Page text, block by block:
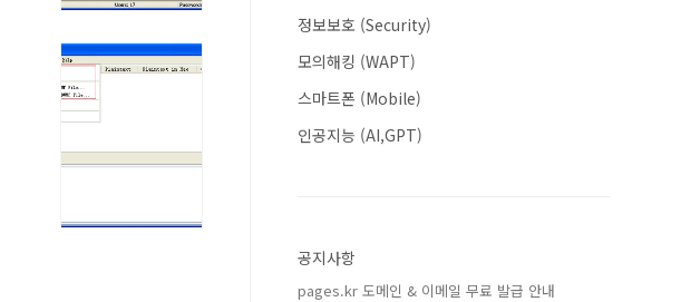
정보보호 (Security)
모의해킹 (WAPT)
스마트폰 (Mobile)
인공지능 (AI,GPT)
공지사항
pages.kr 도메인 & 이메일 무료 발급 안내